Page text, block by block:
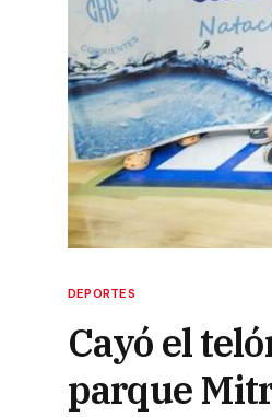
DEPORTES
Cayó el
parque